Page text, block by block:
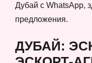
Дубай с WhatsApp,
предложения.
ДУБАЙ: